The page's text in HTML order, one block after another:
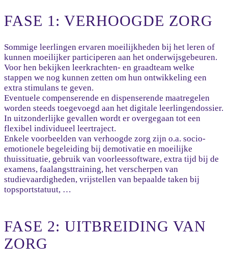
FASE 1: VERHOOGDE ZORG
Sommige leerlingen ervaren moeilijkheden bij het leren of
kunnen moeilijker participeren aan het onderwijsgebeuren.
Voor hen bekijken leerkrachten- en graadteam welke
stappen we nog kunnen zetten om hun ontwikkeling een
extra stimulans te geven.
Eventuele compenserende en dispenserende maatregelen
worden steeds toegevoegd aan het digitale leerlingendossier.
In uitzonderlijke gevallen wordt er overgegaan tot een
flexibel individueel leertraject.
Enkele voorbeelden van verhoogde zorg zijn o.a. socio-
emotionele begeleiding bij demotivatie en moeilijke
thuissituatie, gebruik van voorleessoftware, extra tijd bij de
examens, faalangsttraining, het verscherpen van
studievaardigheden, vrijstellen van bepaalde taken bij
topsportstatuut, …
FASE 2: UITBREIDING VAN
ZORG